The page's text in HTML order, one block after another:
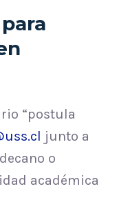
“postula
junto a
o
académica